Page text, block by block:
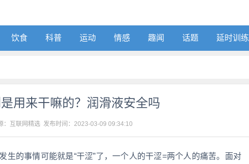
饮食 科普 运动 情感 趣闻 话题 延时训练
用来干嘛的？润滑液安全吗
：互联网精选 发布时间： 2023-03-09 09:34:10
生的事情可能就是“干涩”了，一个人的干涩=两个人的痛苦。面对